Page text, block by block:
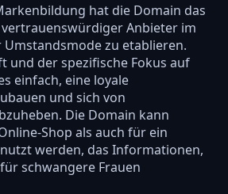
hat die Domain das
vertrauenswürdiger Anbieter im
zu etablieren.
und der spezifische Fokus auf
einfach, eine loyale
und sich von
Die Domain kann
Shop als auch für ein
werden, das Informationen,
schwangere Frauen